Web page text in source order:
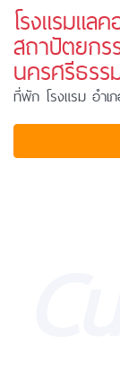
โรงแรมแล
สถาปัตยก
นครศรีธรร
ที่พัก โรงแรม อำเ